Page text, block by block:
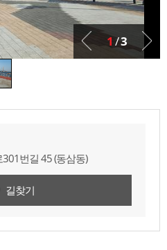
1/3
번길 45 (동삼동)
길찾기